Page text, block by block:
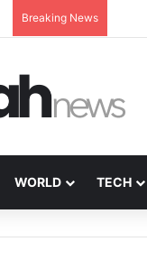
Breaking News
WORLD TECH